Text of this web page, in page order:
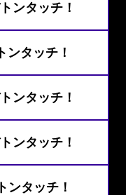
ンタッチ！
ンタッチ！
ンタッチ！
ンタッチ！
ンタッチ！